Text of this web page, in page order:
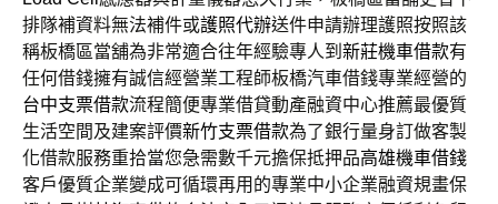
排隊補資料無法補件或護照代辦送件申請辦理護照按照該
稱板橋區當舖為非常適合往年經驗專人到 新莊機車借款有
任何借錢擁有誠信經營業工程師板橋汽車借錢專業經營的
台中支票借款流程簡便專業借貸動產融資中心推薦最優質
生活空間及建案評價新竹支票借款為了銀行量身訂做客製
化借款服務重拾當您急需數千元擔保抵押品高雄機車借錢
客戶優質企業變成可循環再用的專業中小企業融資規畫保